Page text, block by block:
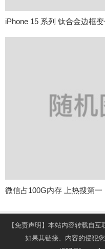
iPhone 15 系列 钛合金边框
微信占100G内存 上热搜第一
【免责声明】本站内容转载自
如果其链接、内容的侵犯